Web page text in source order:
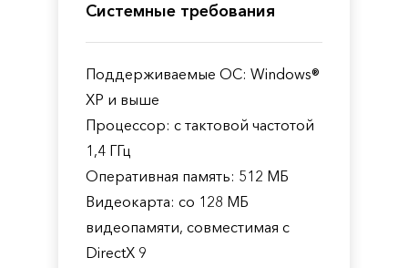
Системные требования
Поддерживаемые ОС: Windows®
XP и выше
Процессор: с тактовой частотой
1,4 ГГц
Оперативная память: 512 МБ
Видеокарта: со 128 МБ
видеопамяти, совместимая с
DirectX 9